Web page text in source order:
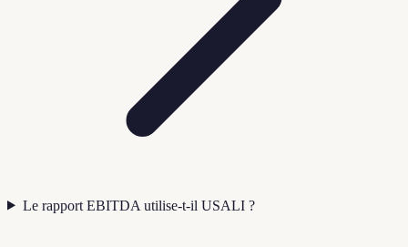
Le rapport EBITDA utilise-t-il USALI ?